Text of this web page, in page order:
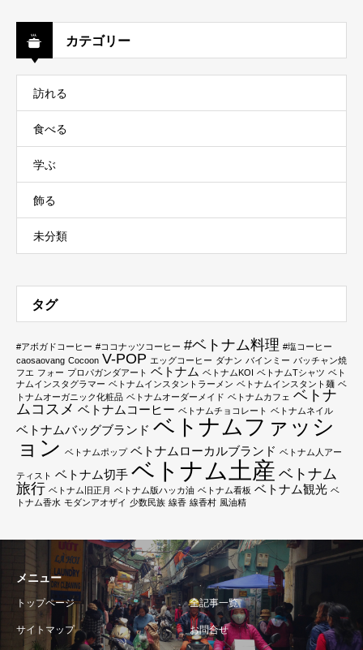
カテゴリー
訪れる
食べる
学ぶ
飾る
未分類
タグ
#アボガドコーヒー #ココナッツコーヒー #ベトナム料理 #塩コーヒー
caosaovang Cocoon V-POP エッグコーヒー ダナン バインミー バッチャン焼
フエ フォー プロパガンダアート ベトナム ベトナムKOI ベトナムTシャツ ベト
ナムインスタグラマー ベトナムインスタントラーメン ベトナムインスタント麺 ベ
トナムオーガニック化粧品 ベトナムオーダーメイド ベトナムカフェ ベトナ
ムコスメ ベトナムコーヒー ベトナムチョコレート ベトナムネイル
ベトナムバッグブランド ベトナムファッシ
ョン ベトナムポップ ベトナムローカルブランド ベトナム人アー
ティスト ベトナム切手 ベトナム土産 ベトナム
旅行 ベトナム旧正月 ベトナム版ハッカ油 ベトナム看板 ベトナム観光 ベ
トナム香水 モダンアオザイ 少数民族 線香 線香村 風油精
メニュー
トップページ 全記事一覧
サイトマップ お問合せ